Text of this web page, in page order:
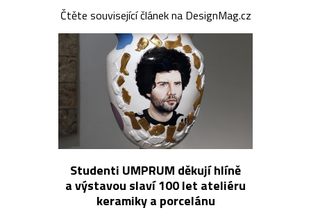
Čtěte související článek na DesignMag.cz
Studenti UMPRUM děkují hlíně
a výstavou slaví 100 let ateliéru
keramiky a porcelánu